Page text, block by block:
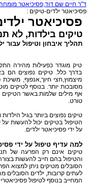
ד"ר חיים שם דוד,פסיכיאטר
פסיכיאטר ילדים-טיקים :
פסיכיאטר
טיקים בילדות, לא
תהליך איבחון וטיפול עבור
טיק מוגדר כפעילות מהירה
בדרך כלל. טיקים נפוצים הם
מיצמוץ,חצי חיוך,אנפוף,
מסובכות יותר. בנוסף לטיקים
אף מילים שלמות.באשר הטיקים
טורט.
טיקים נפוצים ביותר בגיל
הטיפול בטיקים יכול להעשות על
על ידי פסיכיאטר ילדים.
למה עדיף טיפול על ידי
טיקים אינם רק הפרעה של
והטיפול בהם חייב להעשות
הסובלים מטיקים ניתן למצוא
לעתים קרובות, ילדים הסובלים
המחייב בנוסף לטיפול